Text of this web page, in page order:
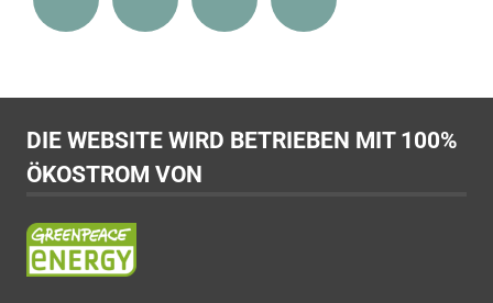
DIE WEBSITE WIRD BETRIEBEN MIT 100%
ÖKOSTROM VON